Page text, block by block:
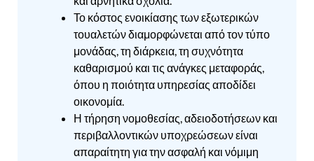
Το κόστος ενοικίασης των εξωτερικών
τουαλετών διαμορφώνεται από τον τύπο
μονάδας, τη διάρκεια, τη συχνότητα
καθαρισμού και τις ανάγκες μεταφοράς,
όπου η ποιότητα υπηρεσίας αποδίδει
οικονομία.
Η τήρηση νομοθεσίας, αδειοδοτήσεων και
περιβαλλοντικών υποχρεώσεων είναι
απαραίτητη για την ασφαλή και νόμιμη